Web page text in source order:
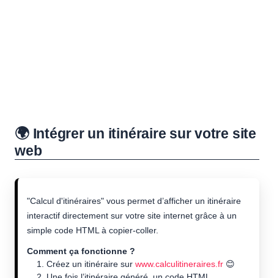
🌍 Intégrer un itinéraire sur votre site
web
"Calcul d'itinéraires" vous permet d’afficher un itinéraire
interactif directement sur votre site internet grâce à un
simple code HTML à copier-coller.
Comment ça fonctionne ?
Créez un itinéraire sur www.calculitineraires.fr 😊